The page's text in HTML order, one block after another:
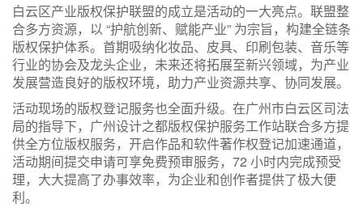
白云区产业版权保护联盟的成立是活动的一大亮点。联盟整
合多方资源，以 “护航创新、赋能产业” 为宗旨，构建全链条
版权保护体系。首期吸纳化妆品、皮具、印刷包装、音乐等
行业的协会及龙头企业，未来还将拓展至新兴领域，为产业
发展营造良好的版权环境，助力产业资源共享、协同发展。
活动现场的版权登记服务也全面升级。在广州市白云区司法
局的指导下，广州设计之都版权保护服务工作站联合多方提
供全方位版权服务，开启作品和软件著作权登记加速通道，
活动期间提交申请可享免费预审服务，72 小时内完成预受
理，大大提高了办事效率，为企业和创作者提供了极大便
利。